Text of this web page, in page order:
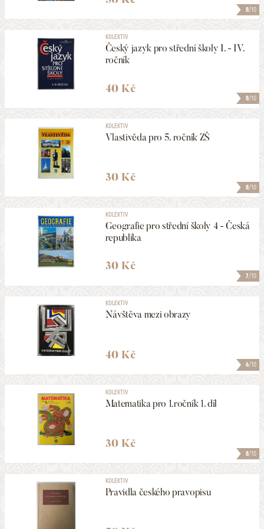
8/10
8/10
KOLEKTIV
Český jazyk pro střední školy I. - IV.
ročník
40 Kč
8/10
KOLEKTIV
Vlastivěda pro 5. ročník ZŠ
30 Kč
7/10
KOLEKTIV
Geografie pro střední školy 4 - Česká
republika
30 Kč
6/10
KOLEKTIV
Návštěva mezi obrazy
40 Kč
8/10
KOLEKTIV
Matematika pro 1.ročník 1. díl
30 Kč
KOLEKTIV
Pravidla českého pravopisu